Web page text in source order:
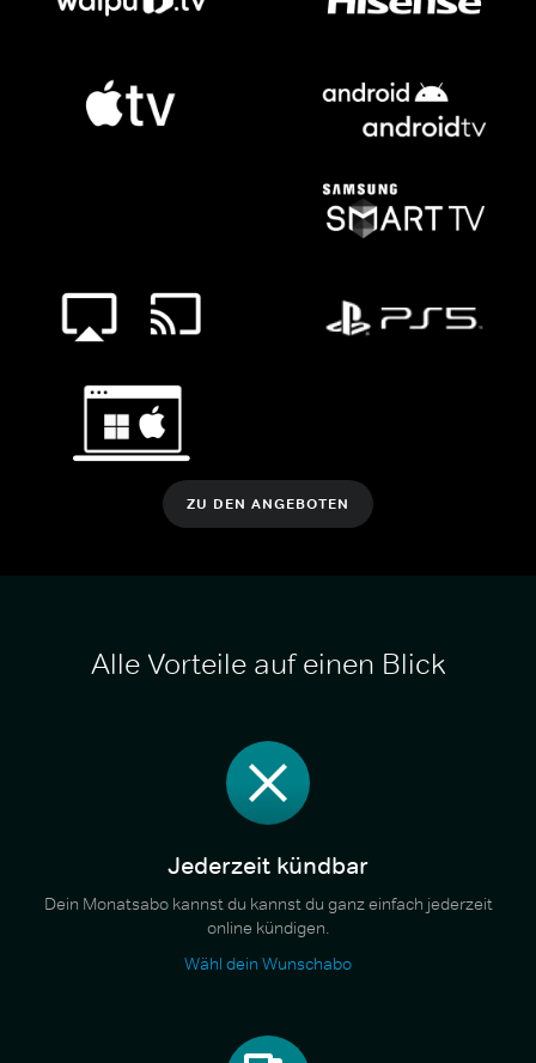
ZU DEN ANGEBOTEN
Alle Vorteile auf einen Blick
Jederzeit kündbar
Dein Monatsabo kannst du kannst du ganz einfach jederzeit
online kündigen.
Wähl dein Wunschabo